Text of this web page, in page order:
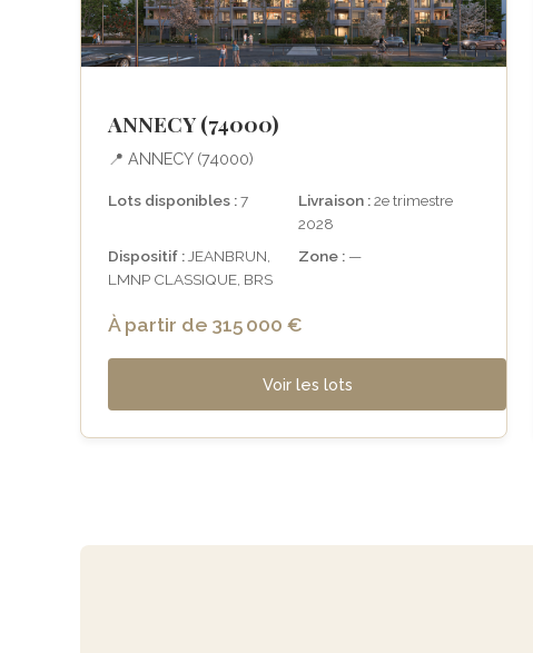
ANNECY (74000)
📍 ANNECY (74000)
Lots disponibles :7 Livraison :2e trimestre
2028
Dispositif :JEANBRUN,
LMNP CLASSIQUE, BRS
Zone : —
À partir de 315 000 €
Voir les lots